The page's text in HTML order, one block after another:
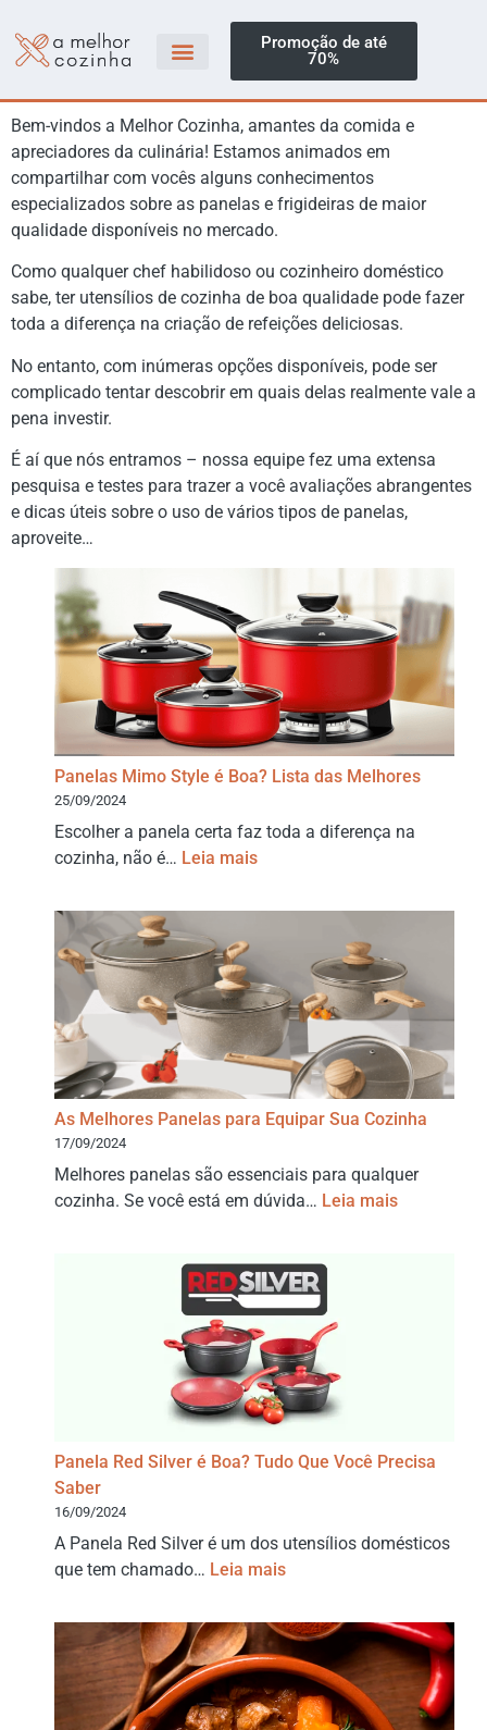
Promoção de até
70%
Bem-vindos a Melhor Cozinha, amantes da comida e
apreciadores da culinária! Estamos animados em
compartilhar com vocês alguns conhecimentos
especializados sobre as panelas e frigideiras de maior
qualidade disponíveis no mercado.
Como qualquer chef habilidoso ou cozinheiro doméstico
sabe, ter utensílios de cozinha de boa qualidade pode fazer
toda a diferença na criação de refeições deliciosas.
No entanto, com inúmeras opções disponíveis, pode ser
complicado tentar descobrir em quais delas realmente vale a
pena investir.
É aí que nós entramos – nossa equipe fez uma extensa
pesquisa e testes para trazer a você avaliações abrangentes
e dicas úteis sobre o uso de vários tipos de panelas,
aproveite…
Panelas Mimo Style é Boa? Lista das Melhores
25/09/2024
Escolher a panela certa faz toda a diferença na
cozinha, não é… Leia mais
As Melhores Panelas para Equipar Sua Cozinha
17/09/2024
Melhores panelas são essenciais para qualquer
cozinha. Se você está em dúvida… Leia mais
Panela Red Silver é Boa? Tudo Que Você Precisa
Saber
16/09/2024
A Panela Red Silver é um dos utensílios domésticos
que tem chamado… Leia mais